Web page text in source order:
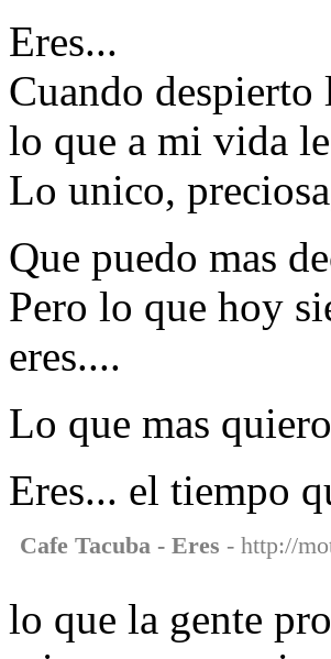
Eres...
Cuando despierto
lo que a mi vida
Lo unico,
Que puedo mas
Pero lo que hoy
eres....
Lo que mas
Eres... el tiempo
Cafe Tacuba - Eres - http://
lo que la gente